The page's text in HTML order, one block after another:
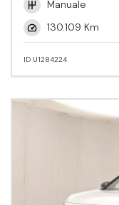
Manuale
130.109 Km
ID U1284224